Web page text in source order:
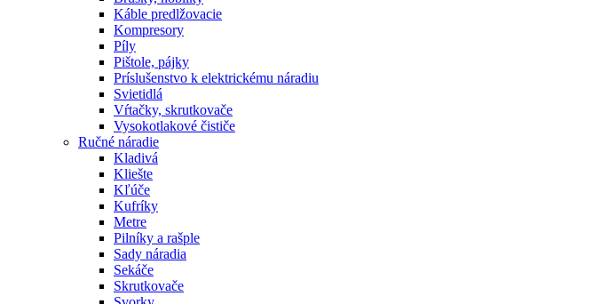
Káble predlžovacie
Kompresory
Píly
Pištole, pájky
Príslušenstvo k elektrickému náradiu
Svietidlá
Vŕtačky, skrutkovače
Vysokotlakové čističe
Ručné náradie
Kladivá
Kliešte
Kľúče
Kufríky
Metre
Pilníky a rašple
Sady náradia
Sekáče
Skrutkovače